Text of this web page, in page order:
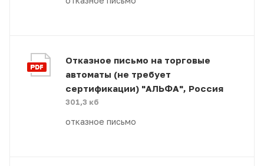
Отказное письмо на торговые
автоматы (не требует
сертификации) "АЛЬФА", Россия
301,3 кб
отказное письмо